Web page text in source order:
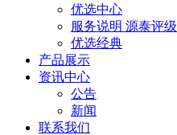
优选中心
服务说明 源泰评级
优选经典
产品展示
资讯中心
公告
新闻
联系我们